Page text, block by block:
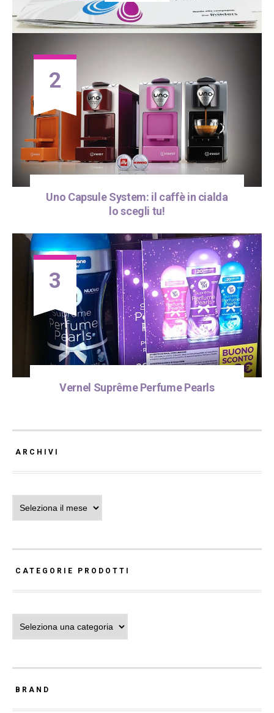
2
Uno Capsule System: il caffè in cialda
lo scegli tu!
3
Vernel Suprême Perfume Pearls
ARCHIVI
CATEGORIE PRODOTTI
BRAND